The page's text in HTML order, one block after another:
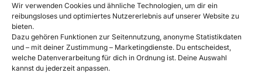
Wir verwenden Cookies und ähnliche Technologien, um dir ein
reibungsloses und optimiertes Nutzererlebnis auf unserer Website zu
bieten.
Dazu gehören Funktionen zur Seitennutzung, anonyme Statistikdaten
und – mit deiner Zustimmung – Marketingdienste. Du entscheidest,
welche Datenverarbeitung für dich in Ordnung ist. Deine Auswahl
kannst du jederzeit anpassen.